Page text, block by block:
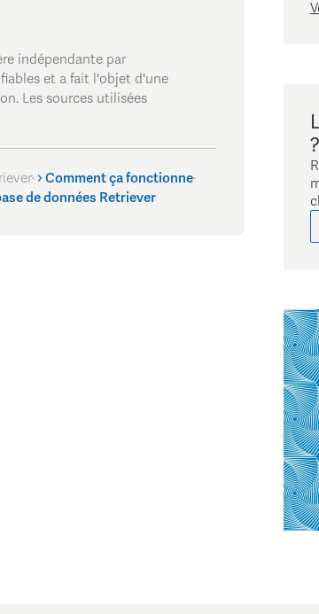
indépendante par
et a fait l'objet d'une
Les sources utilisées
· Comment ça fonctionne·
de données Retriever
?